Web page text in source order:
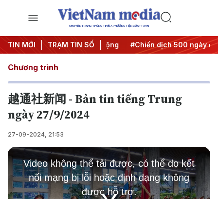
CHUYÊN TRANG THÔNG TIN ĐA PHƯƠNG TIỆN CỦA TTXVN
TIN MỚI TRẠM TIN SỐ
Nghị quyết thành hành động #Chiến dịch 500 ngày đêm
Chương trình
越通社新闻 - Bản tin tiếng Trung
ngày 27/9/2024
27-09-2024, 21:53
This
is
modal
window.
Video không thể tải được, có thể do kết
nối mạng bị lỗi hoặc định dạng không
được hỗ trợ.